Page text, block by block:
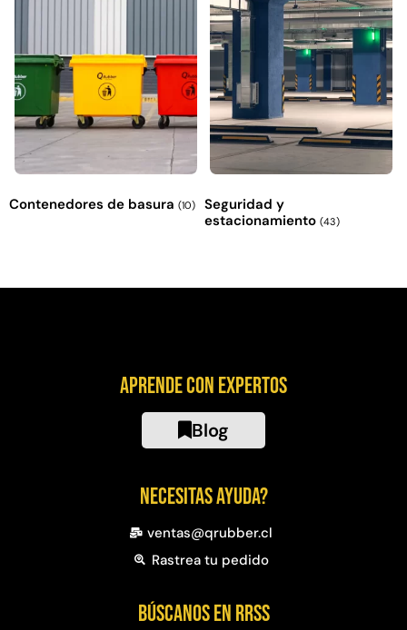
Contenedores de basura (10)
Seguridad y
estacionamiento (43)
Aprende con expertos
Blog
Necesitas ayuda?
ventas@qrubber.cl
Rastrea tu pedido
Búscanos en RRSS